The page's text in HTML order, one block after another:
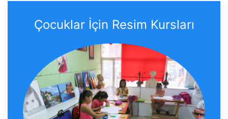
Çocuklar İçin Resim Kursları